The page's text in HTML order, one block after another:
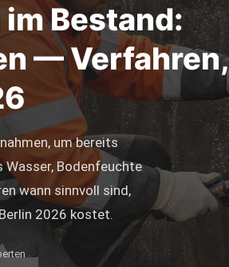
Bestand:
— Verfahren,
um bereits
Bodenfeuchte
wann sinnvoll sind,
2026 kostet.